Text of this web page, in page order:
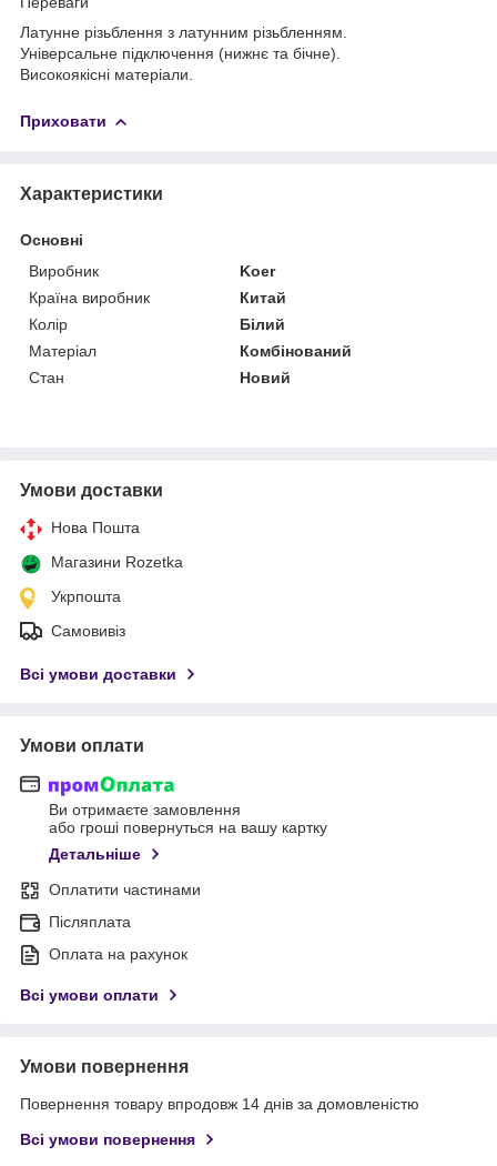
Латунне різьблення з латунним різьбленням.
Універсальне підключення (нижнє та бічне).
Високоякісні матеріали.
Приховати
Характеристики
Основні
Виробник
Koer
Країна виробник
Китай
Колір
Білий
Матеріал
Комбінований
Стан
Новий
Умови доставки
Нова Пошта
Магазини Rozetka
Укрпошта
Самовивіз
Всі умови доставки
Умови оплати
Ви отримаєте замовлення
або гроші повернуться на вашу картку
Детальніше
Оплатити частинами
Післяплата
Оплата на рахунок
Всі умови оплати
Умови повернення
Повернення товару впродовж 14 днів за домовленістю
Всі умови повернення